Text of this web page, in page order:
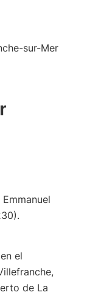
el
de La